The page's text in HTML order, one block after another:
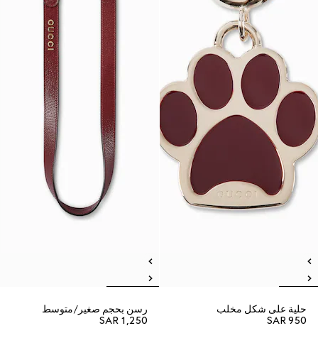
حلية على شكل مخلب
SAR 950
رسن بحجم صغير/متوسط
SAR 1,250